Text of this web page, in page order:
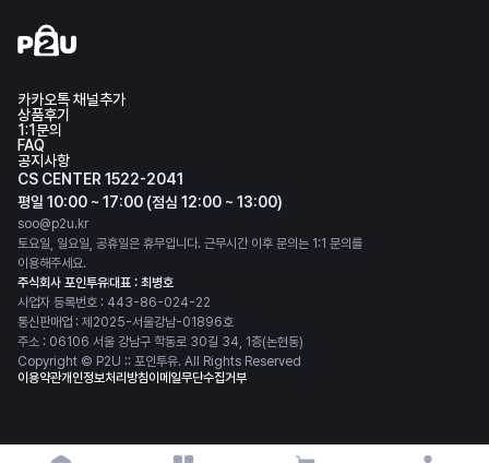
카카오톡 채널추가
상품후기
1:1문의
FAQ
공지사항
CS CENTER 1522-2041
평일 10:00 ~ 17:00 (점심 12:00 ~ 13:00)
soo@p2u.kr
토요일, 일요일, 공휴일은 휴무입니다. 근무시간 이후 문의는 1:1 문의를
이용해주세요.
주식회사 포인투유대표 : 최병호
사업자 등록번호 : 443-86-024-22
통신판매업 : 제2025-서울강남-01896호
주소 : 06106 서울 강남구 학동로 30길 34, 1층(논현동)
Copyright © P2U :: 포인투유. All Rights Reserved
이용약관개인정보처리방침이메일무단수집거부